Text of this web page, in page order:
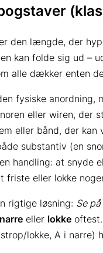
den længde, der
kan folde sig ud –
alle dækker enten
fysiske anordning,
eller wiren, der
eller bånd, der kan
substantiv (en
handling: at snyde
friste eller lokke
rigtige løsning: Se
narre eller lokke
lokke, A i narre)